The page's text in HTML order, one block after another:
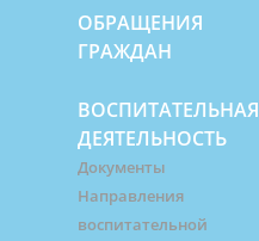
ОБРАЩЕНИЯ
ГРАЖДАН
ВОСПИТАТЕЛЬНАЯ
ДЕЯТЕЛЬНОСТЬ
Документы
Направления
воспитательной